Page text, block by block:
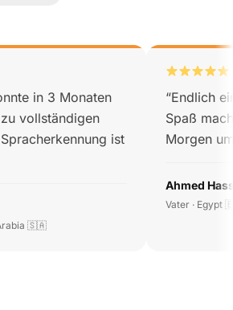
in 3 Monaten
vollständigen
ist
🇸🇦
“Endlich
Spaß
Morgen
Ahmed
Vater · Egypt